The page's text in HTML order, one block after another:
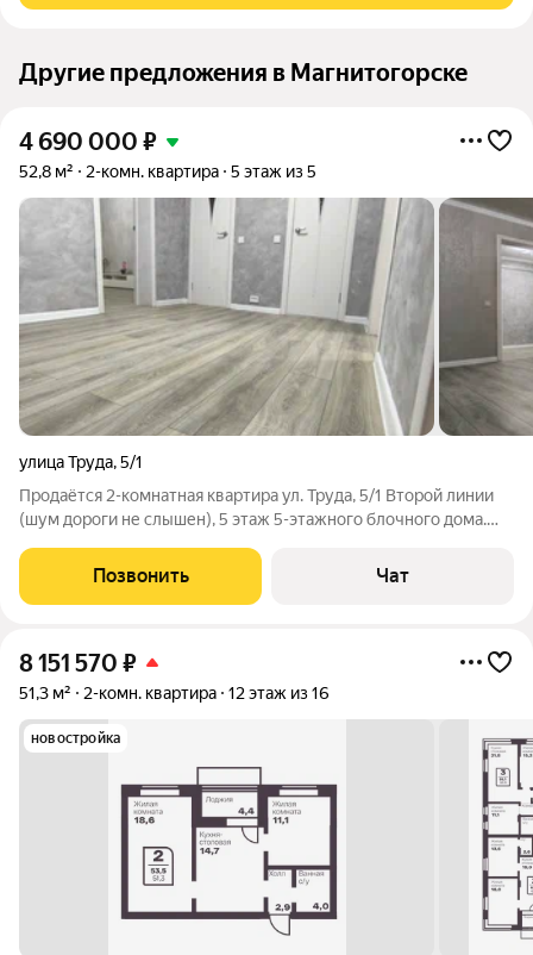
Другие предложения в Магнитогорске
4 690 000 ₽
52,8 м² 2-комн. квартира 5 этаж из 5
улица Труда,5/1
Продаётся 2-комнатная квартира ул. Труда, 5/1 Второй линии
(шум дороги не слышен), 5 этаж 5-этажного блочного дома.
Комнаты изолированные, санузел раздельный, большая
Позвонить Чат
8 151 570 ₽
51,3 м² 2-комн. квартира 12 этаж из 16
новостройка